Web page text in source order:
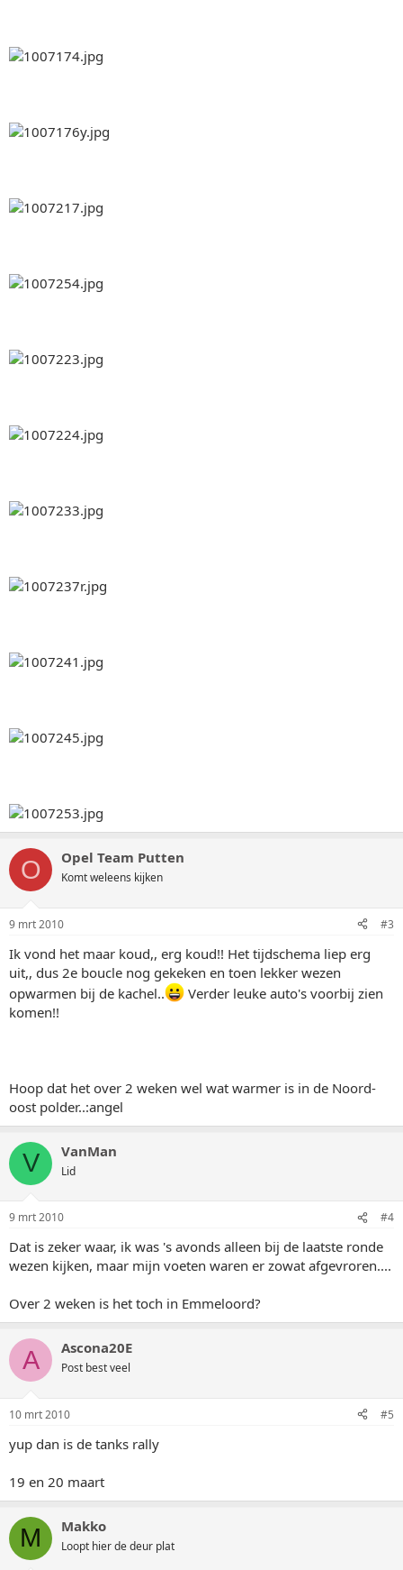
O Opel Team Putten
Komt weleens kijken
9 mrt 2010 #3
Ik vond het maar koud,, erg koud!! Het tijdschema liep erg
uit,, dus 2e boucle nog gekeken en toen lekker wezen
opwarmen bij de kachel..
Verder leuke auto's voorbij zien
komen!!
Hoop dat het over 2 weken wel wat warmer is in de Noord-
oost polder..:angel
V VanMan
Lid
9 mrt 2010 #4
Dat is zeker waar, ik was 's avonds alleen bij de laatste ronde
wezen kijken, maar mijn voeten waren er zowat afgevroren....
Over 2 weken is het toch in Emmeloord?
A Ascona20E
Post best veel
10 mrt 2010 #5
yup dan is de tanks rally
19 en 20 maart
M Makko
Loopt hier de deur plat